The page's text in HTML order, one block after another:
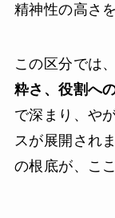
精神性の高さ
この区分では、
粋さ、役割へ
で深まり、や
スが展開され
の根底が、こ